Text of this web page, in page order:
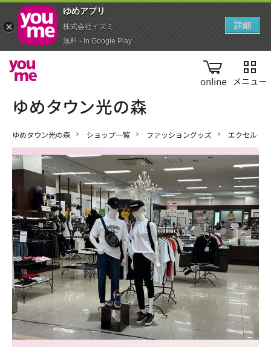
online
ゆめタウン光の森 ショップ一覧 ファッショングッズ エクセル
ゆめアプ‪リ‬
株式会社イズミ
無料 - In Google Play
詳細